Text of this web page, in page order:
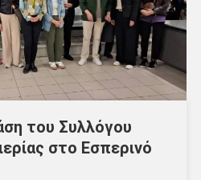
του Συλλόγου
στο Εσπερινό